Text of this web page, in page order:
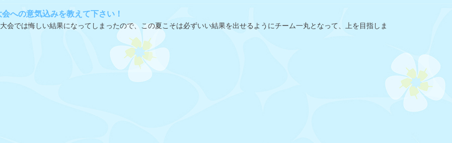
への意気込みを教えて下さい！
会では悔しい結果になってしまったので、この夏こそは必ずいい結果を出せるようにチーム一丸となって、上を目指しま